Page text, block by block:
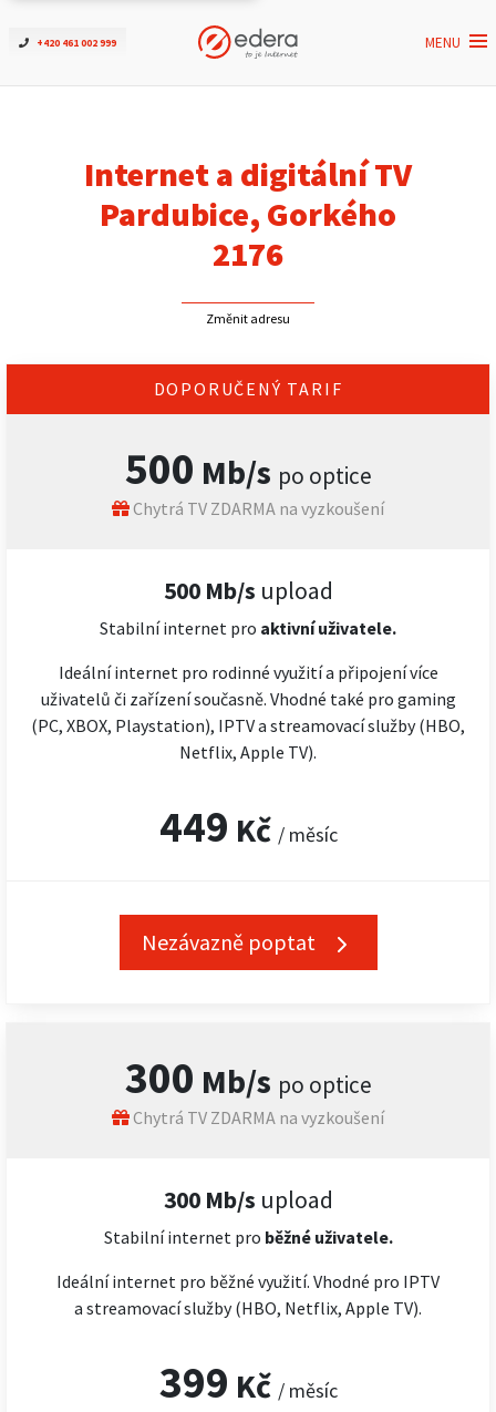
+420 461 002 999 MENU
Ověřit dostupnost
ČEZNET TV
Kontakt
Internet a digitální TV
Pardubice, Gorkého
2176
Změnit adresu
300 Mb/s po optice
Chytrá TV ZDARMA na vyzkoušení
300 Mb/s upload
Stabilní internet pro běžné uživatele.
Ideální internet pro běžné využití. Vhodné pro IPTV
a streamovací služby (HBO, Netflix, Apple TV).
399 Kč / měsíc
DOPORUČENÝ TARIF
500 Mb/s po optice
Chytrá TV ZDARMA na vyzkoušení
500 Mb/s upload
Stabilní internet pro aktivní uživatele.
Ideální internet pro rodinné využití a připojení více
uživatelů či zařízení současně. Vhodné také pro gaming
(PC, XBOX, Playstation), IPTV a streamovací služby (HBO,
Netflix, Apple TV).
449 Kč / měsíc
Nezávazně poptat